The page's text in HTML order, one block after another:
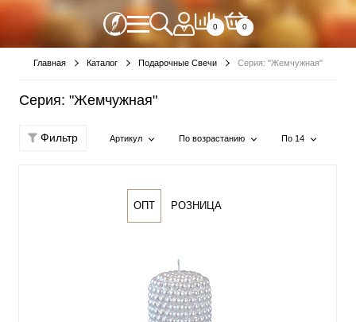
0 0
Главная Каталог Подарочные Свечи Серия: "Жемчужная"
Серия: "Жемчужная"
Фильтр Артикул По возрастанию По 14
ОПТ РОЗНИЦА